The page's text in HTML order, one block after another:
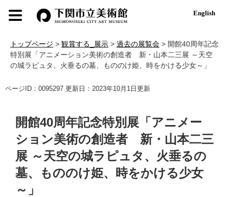
。
て
English
トップページ > 観賞する_展示 > 過去の展覧会 > 開館40周年記念
特別展「アニメーション美術の創造者 新・山本二三展 ～天空
の城ラピュタ、火垂るの墓、もののけ姫、時をかける少女～」
本
ページID：0095297 更新日：2023年10月1日更新
開館40周年記念特別展「アニメー
ション美術の創造者 新・山本二三
展 ～天空の城ラピュタ、火垂るの
墓、もののけ姫、時をかける少女
～」